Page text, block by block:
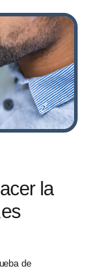
la
de